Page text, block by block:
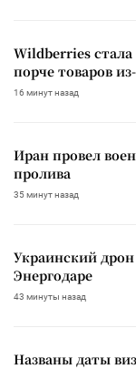
Wildberries
порче товаров
16 минут назад
Иран провел
пролива
35 минут назад
Украинский
Энергодаре
43 минуты назад
Названы даты